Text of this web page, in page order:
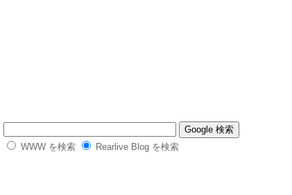
WWW を検索 Rearlive Blog を検索